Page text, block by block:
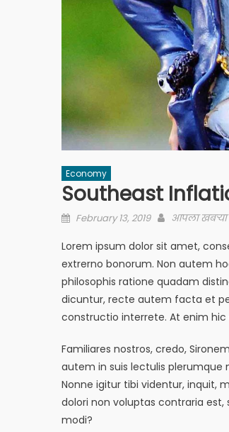
Economy
Southeast
Posted
February 13, 2019 Author
आपला खबऱ्या
Lorem ipsum dolor sit amet,
extrerno bonorum. Non autem
philosophis ratione quadam
dicuntur, recte autem facta et
constructio interrete. At enim hic
Familiares nostros, credo,
autem in suis lectulis
Nonne igitur tibi videntur, inquit,
dolori non voluptas contraria est,
modi?